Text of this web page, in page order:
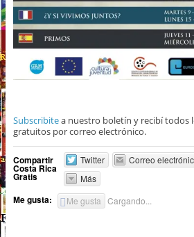
Subscribitea nuestro boletín y recibí todos
gratuitos por correo electrónico.
Compartir
Costa Rica
Gratis
Twitter Correo
Más
Me gusta: Me gusta Cargando...